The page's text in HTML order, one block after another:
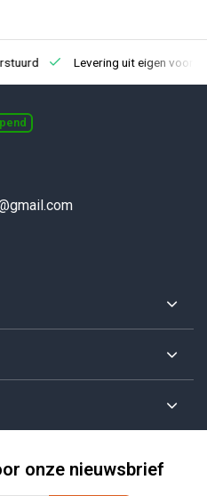
Levering uit eigen
onze nieuwsbrief